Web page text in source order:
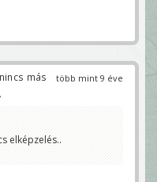
több mint 9 éve
más
elképzelés..